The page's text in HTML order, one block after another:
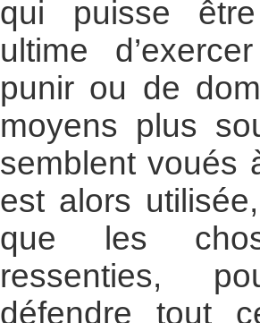
qui puisse
ultime
punir ou de
moyens plus
semblent voués
est alors
que les
ressenties,
défendre tout